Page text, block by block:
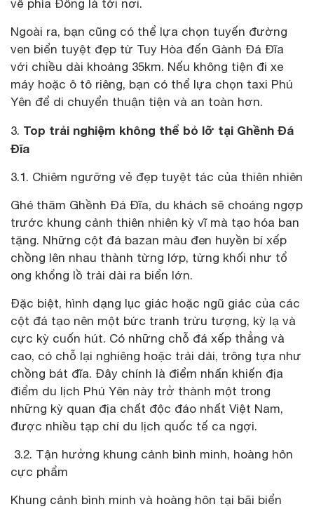
về phía Đông là tới nơi.
Ngoài ra, bạn cũng có thể lựa chọn tuyến đường
ven biển tuyệt đẹp từ Tuy Hòa đến Gành Đá Đĩa
với chiều dài khoảng 35km. Nếu không tiện đi xe
máy hoặc ô tô riêng, bạn có thể lựa chọn taxi Phú
Yên để di chuyển thuận tiện và an toàn hơn.
3. Top trải nghiệm không thể bỏ lỡ tại Ghềnh Đá
Đĩa
3.1. Chiêm ngưỡng vẻ đẹp tuyệt tác của thiên nhiên
Ghé thăm Ghềnh Đá Đĩa, du khách sẽ choáng ngợp
trước khung cảnh thiên nhiên kỳ vĩ mà tạo hóa ban
tặng. Những cột đá bazan màu đen huyền bí xếp
chồng lên nhau thành từng lớp, từng khối như tổ
ong khổng lồ trải dài ra biển lớn.
Đặc biệt, hình dạng lục giác hoặc ngũ giác của các
cột đá tạo nên một bức tranh trừu tượng, kỳ lạ và
cực kỳ cuốn hút. Có những chỗ đá xếp thẳng và
cao, có chỗ lại nghiêng hoặc trải dải, trông tựa như
chồng bát đĩa. Đây chính là điểm nhấn khiến địa
điểm du lịch Phú Yên này trở thành một trong
những kỳ quan địa chất độc đáo nhất Việt Nam,
được nhiều tạp chí du lịch quốc tế ca ngợi.
3.2. Tận hưởng khung cảnh bình minh, hoàng hôn
cực phẩm
Khung cảnh bình minh và hoàng hôn tại bãi biển